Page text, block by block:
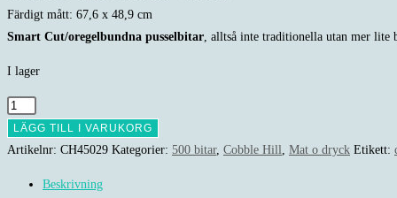
Färdigt mått: 67,6 x 48,9 cm
Smart Cut/oregelbundna pusselbitar , alltså inte traditionella utan mer lite
I lager
Cobble
Hill
-
LÄGG TILL I VARUKORG
Artikelnr: CH45029 Kategorier: 500 bitar, Cobble Hill Mat o dryck Etikett:
Beskrivning